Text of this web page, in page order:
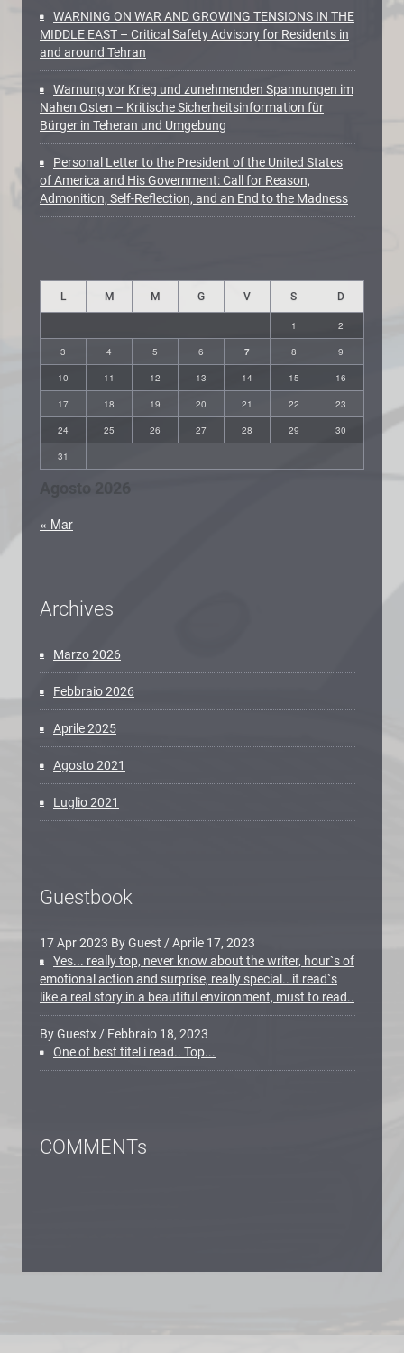
WARNING ON WAR AND GROWING TENSIONS IN THE
MIDDLE EAST – Critical Safety Advisory for Residents in
and around Tehran
Warnung vor Krieg und zunehmenden Spannungen im
Nahen Osten – Kritische Sicherheitsinformation für
Bürger in Teheran und Umgebung
Personal Letter to the President of the United States
of America and His Government: Call for Reason,
Admonition, Self-Reflection, and an End to the Madness
L M M G V S D
1 2
3 4 5 6 7 8 9
10 11 12 13 14 15 16
17 18 19 20 21 22 23
24 25 26 27 28 29 30
31
« Mar
Archives
Marzo 2026
Febbraio 2026
Aprile 2025
Agosto 2021
Luglio 2021
Guestbook
17 Apr 2023 By Guest /Aprile 17, 2023
Yes... really top, never know about the writer, hour`s of
emotional action and surprise, really special.. it read`s
like a real story in a beautiful environment, must to read..
By Guestx / Febbraio 18, 2023
One of best titel i read.. Top...
COMMENTs